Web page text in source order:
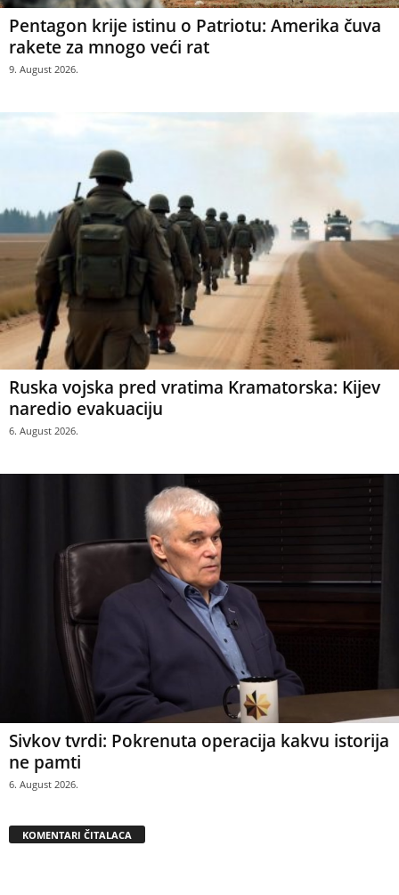
Pentagon krije istinu o Patriotu: Amerika čuva
rakete za mnogo veći rat
9. August 2026.
Ruska vojska pred vratima Kramatorska: Kijev
naredio evakuaciju
6. August 2026.
Sivkov tvrdi: Pokrenuta operacija kakvu istorija
ne pamti
6. August 2026.
KOMENTARI ČITALACA